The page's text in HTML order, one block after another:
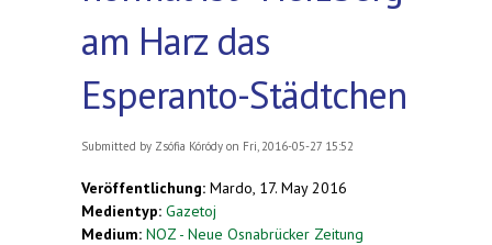
am Harz das
Esperanto-Städtchen
Submitted by Zsófia Kóródy on Fri, 2016-05-27 15:52
Veröffentlichung: Mardo, 17. May 2016
Medientyp: Gazetoj
Medium: NOZ - Neue Osnabrücker Zeitung